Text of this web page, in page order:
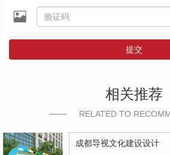
提交
相关推荐
RELATED TO
成都导视文化建设设计